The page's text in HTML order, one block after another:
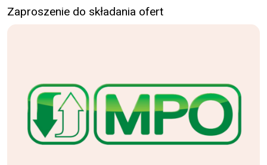
Zaproszenie do składania ofert